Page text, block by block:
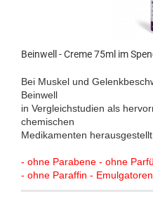
Beinwell - Creme 75ml im
Bei Muskel und
Beinwell
in Vergleichstudien als
chemischen
Medikamenten herausgestellt.
- ohne Parabene - ohne
- ohne Paraffin -